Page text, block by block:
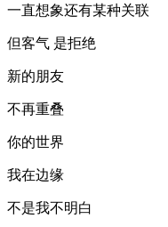
一直想象还有某种关联
但客气 是拒绝
新的朋友
不再重叠
你的世界
我在边缘
不是我不明白